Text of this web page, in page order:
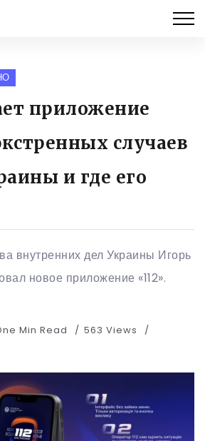
приложение
случаев
и где его
внутренних дел Украины Игорь
новое приложение «112».
Min Read
563 Views